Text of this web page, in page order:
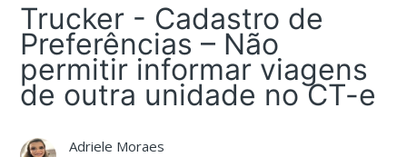
Trucker - Cadastro de
Preferências – Não
permitir informar viagens
de outra unidade no CT-e
Adriele Moraes